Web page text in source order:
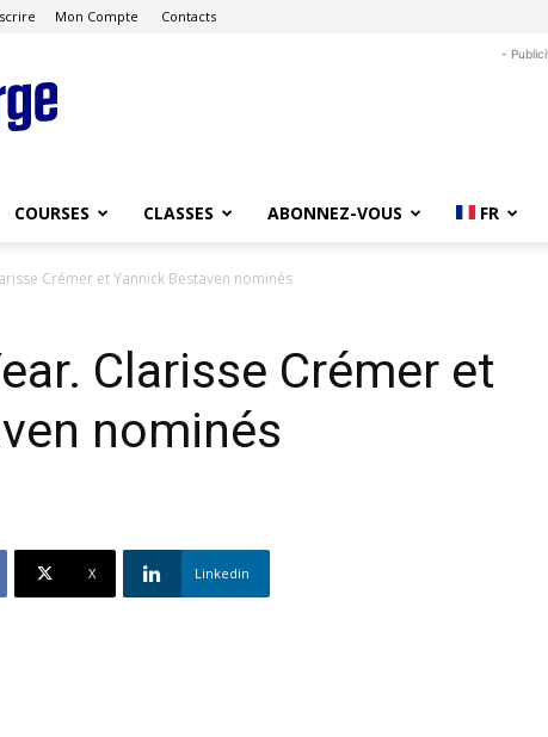
Mon Compte Contacts
-
COURSES CLASSES ABONNEZ-VOUS FR
Crémer et Yannick Bestaven nominés
Clarisse Crémer et
nominés
X Linkedin